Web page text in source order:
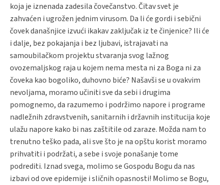
koja je iznenada zadesila čovečanstvo. Čitav svet je
zahvaćen i ugrožen jednim virusom. Da li će gordi i sebični
čovek današnjice izvući ikakav zaključak iz te činjenice? Ili će
i dalje, bez pokajanja i bez ljubavi, istrajavati na
samoubilačkom projektu stvaranja svog lažnog
ovozemaljskog raja u kojem nema mesta ni za Boga ni za
čoveka kao bogoliko, duhovno biće? Našavši se u ovakvim
nevoljama, moramo učiniti sve da sebi i drugima
pomognemo, da razumemo i podržimo napore i programe
nadležnih zdravstvenih, sanitarnih i državnih institucija koje
ulažu napore kako bi nas zaštitile od zaraze. Možda nam to
trenutno teško pada, ali sve što je na opštu korist moramo
prihvatiti i podržati, a sebe i svoje ponašanje tome
podrediti. Iznad svega, molimo se Gospodu Bogu da nas
izbavi od ove epidemije i sličnih opasnosti! Molimo se Bogu,